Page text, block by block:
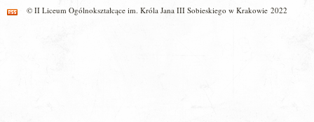
© II Liceum Ogólnokształcące im. Króla Jana III Sobieskiego w Krakowie 2022